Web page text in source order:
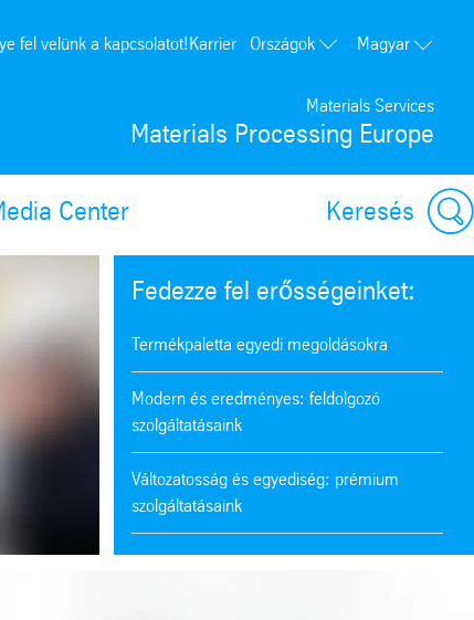
Materials Services
Materials Processing Europe
fel velünk a kapcsolatot! Karrier
Országok
Egyesült Államok
Magyar
Center Keresés
Fedezze fel erősségeinket:
Termékpaletta egyedi megoldásokra
Modern és eredményes: feldolgozó
szolgáltatásaink
Változatosság és egyediség: prémium
szolgáltatásaink
Az Ön szolgálatában Európa szerte